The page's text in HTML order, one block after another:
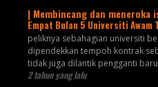
| Membincang dan meneroka
Empat Bulan 5 Universiti Awam
peliknya sebahagian universiti
dipendekkan tempoh kontrak
tidak juga dilantik pengganti
2 tahun yang lalu